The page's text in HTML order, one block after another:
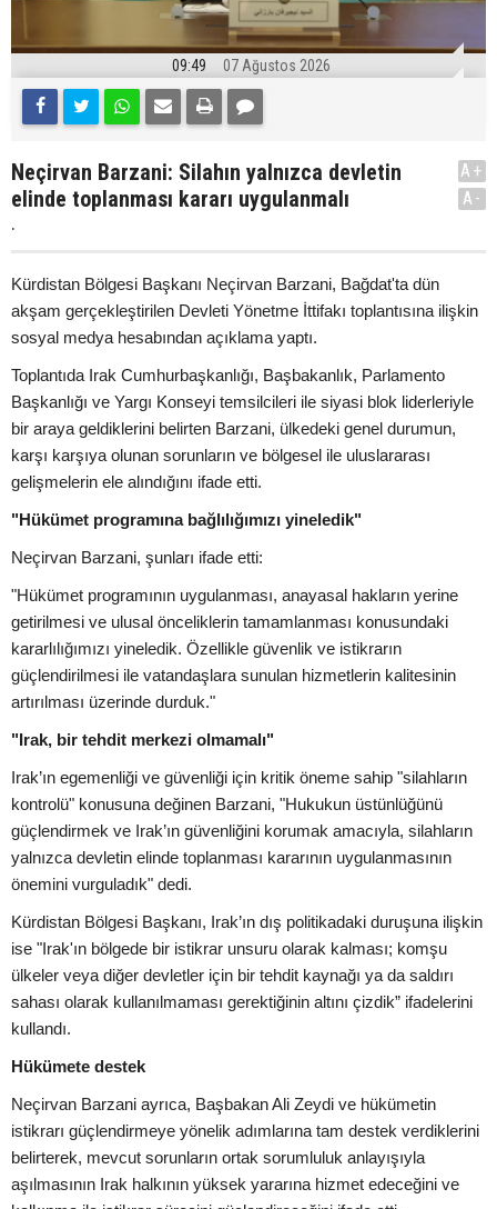
09:49 07 Ağustos 2026
Neçirvan Barzani: Silahın yalnızca devletin
elinde toplanması kararı uygulanmalı
.
A+
A-
Kürdistan Bölgesi Başkanı Neçirvan Barzani, Bağdat'ta dün
akşam gerçekleştirilen Devleti Yönetme İttifakı toplantısına ilişkin
sosyal medya hesabından açıklama yaptı.
Toplantıda Irak Cumhurbaşkanlığı, Başbakanlık, Parlamento
Başkanlığı ve Yargı Konseyi temsilcileri ile siyasi blok liderleriyle
bir araya geldiklerini belirten Barzani, ülkedeki genel durumun,
karşı karşıya olunan sorunların ve bölgesel ile uluslararası
gelişmelerin ele alındığını ifade etti.
"Hükümet programına bağlılığımızı yineledik"
Neçirvan Barzani, şunları ifade etti:
"Hükümet programının uygulanması, anayasal hakların yerine
getirilmesi ve ulusal önceliklerin tamamlanması konusundaki
kararlılığımızı yineledik. Özellikle güvenlik ve istikrarın
güçlendirilmesi ile vatandaşlara sunulan hizmetlerin kalitesinin
artırılması üzerinde durduk."
"Irak, bir tehdit merkezi olmamalı"
Irak’ın egemenliği ve güvenliği için kritik öneme sahip "silahların
kontrolü" konusuna değinen Barzani, "Hukukun üstünlüğünü
güçlendirmek ve Irak’ın güvenliğini korumak amacıyla, silahların
yalnızca devletin elinde toplanması kararının uygulanmasının
önemini vurguladık" dedi.
Kürdistan Bölgesi Başkanı, Irak’ın dış politikadaki duruşuna ilişkin
ise "Irak'ın bölgede bir istikrar unsuru olarak kalması; komşu
ülkeler veya diğer devletler için bir tehdit kaynağı ya da saldırı
sahası olarak kullanılmaması gerektiğinin altını çizdik” ifadelerini
kullandı.
Hükümete destek
Neçirvan Barzani ayrıca, Başbakan Ali Zeydi ve hükümetin
istikrarı güçlendirmeye yönelik adımlarına tam destek verdiklerini
belirterek, mevcut sorunların ortak sorumluluk anlayışıyla
aşılmasının Irak halkının yüksek yararına hizmet edeceğini ve